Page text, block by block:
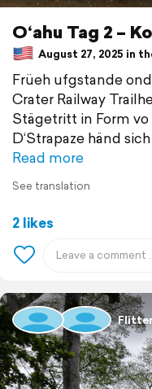
O‘ahu Tag 2 –
August 27, 2025 in
Früeh ufgstande
Crater Railway
Stägetritt in Form vo
D‘Strapaze händ
Read more
See translation
2 likes